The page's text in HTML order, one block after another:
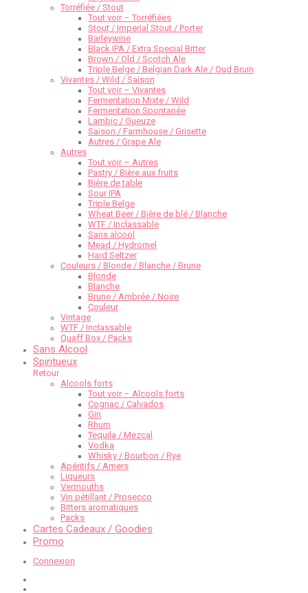
Torréfiée / Stout
Tout voir – Torréfiées
Stout / Imperial Stout / Porter
Barleywine
Black IPA / Extra Special Bitter
Brown / Old / Scotch Ale
Triple Belge / Belgian Dark Ale / Oud Bruin
Vivantes / Wild / Saison
Tout voir – Vivantes
Fermentation Mixte / Wild
Fermentation Spontanée
Lambic / Gueuze
Saison / Farmhouse / Grisette
Autres / Grape Ale
Autres
Tout voir – Autres
Pastry / Bière aux fruits
Bière de table
Sour IPA
Triple Belge
Wheat Beer / Bière de blé / Blanche
WTF / Inclassable
Sans alcool
Mead / Hydromel
Hard Seltzer
Couleurs / Blonde / Blanche / Brune
Blonde
Blanche
Brune / Ambrée / Noire
Couleur
Vintage
WTF / Inclassable
Quaff Box / Packs
Sans Alcool
Spiritueux
Retour
Alcools forts
Tout voir – Alcools forts
Cognac / Calvados
Gin
Rhum
Tequila / Mezcal
Vodka
Whisky / Bourbon / Rye
Apéritifs / Amers
Liqueurs
Vermouths
Vin pétillant / Prosecco
Bitters aromatiques
Packs
Cartes Cadeaux / Goodies
Promo
Connexion